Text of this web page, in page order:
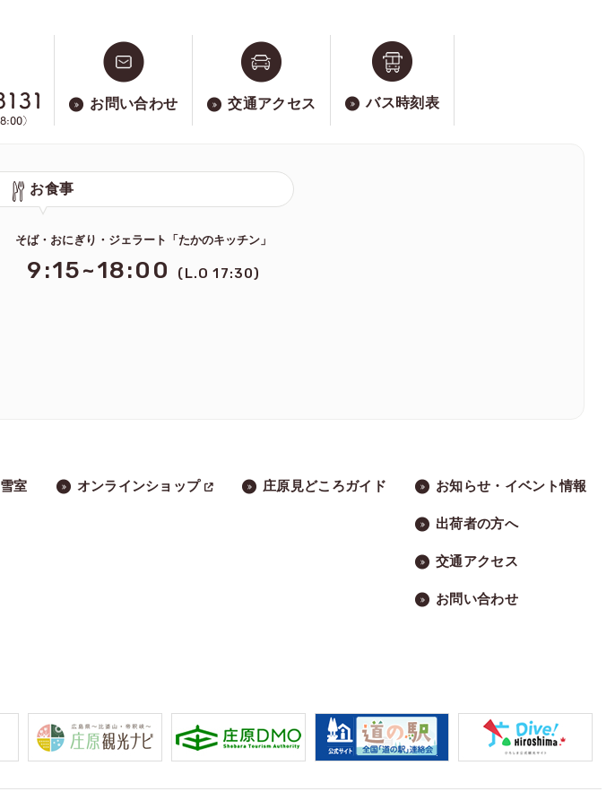
お問い合わせ 交通アクセス バス時刻表
お食事
そば・おにぎり・ジェラート「たかのキッチン」
9:15~18:00 (L.O 17:30)
雪室 オンラインショップ 庄原見どころガイド お知らせ・イベント情報
出荷者の方へ
交通アクセス
お問い合わせ